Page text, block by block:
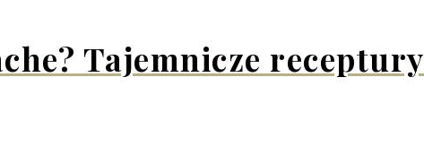
Tajemnicze receptury